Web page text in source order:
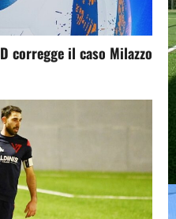
corregge il caso Milazzo